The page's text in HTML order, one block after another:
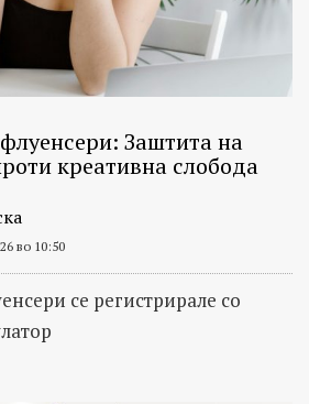
Заштита на
креативна слобода
во 10:50
се регистрирале со